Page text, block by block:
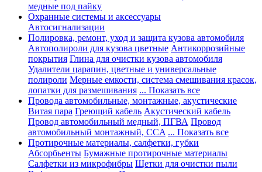
медные под пайку
Охранные системы и аксессуары
Автосигнализации
Полировка, ремонт, уход и защита кузова автомобиля
Автополироли для кузова цветные Антикоррозийные
покрытия Глина для очистки кузова автомобиля
Удалители царапин, цветные и универсальные
полироли Мерные емкости, система смешивания красок,
лопатки для размешивания ... Показать все
Провода автомобильные, монтажные, акустические
Витая пара Греющий кабель Акустический кабель
Провод автомобильный медный, ПГВА Провод
автомобильный монтажный, CCA ... Показать все
Протирочные материалы, салфетки, губки
Абсорбьенты Бумажные протирочные материалы
Салфетки из микрофибры Щетки для очистки пыли